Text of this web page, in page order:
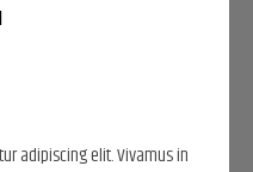
adipiscing elit. Vivamus in